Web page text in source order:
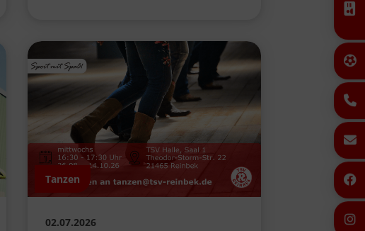
Tanzen
02.07.2026